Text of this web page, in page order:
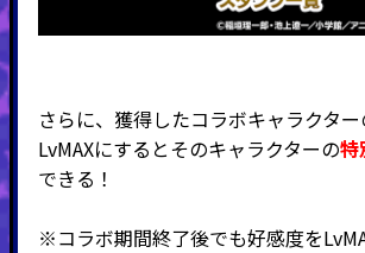
さらに、獲得したコラボキャラクタ
LvMAXにするとそのキャラクターの特
できる！
※コラボ期間終了後でも好感度を